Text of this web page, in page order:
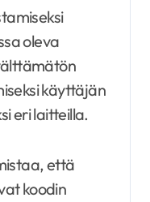
oleva
käyttäjän
eri laitteilla.
että
koodin